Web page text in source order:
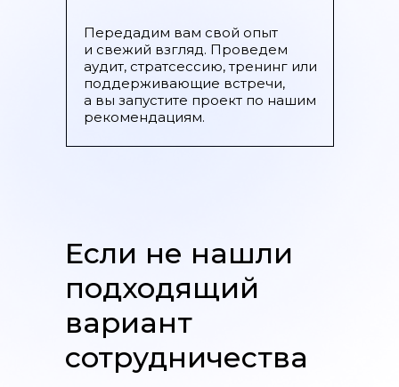
Передадим вам свой опыт
и свежий взгляд. Проведем
аудит, стратсессию, тренинг или
поддерживающие встречи,
а вы запустите проект по нашим
рекомендациям.
Если не нашли
подходящий
вариант
сотрудничества